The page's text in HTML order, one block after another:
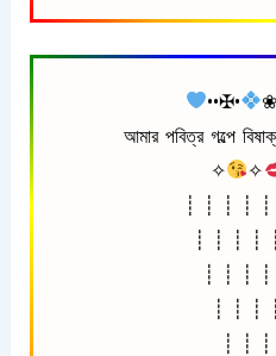
••✠• ❀
আমার পবিত্র গল্পে
✧
✧
┊ ┊ ┊ ┊
┊ ┊ ┊ ┊
┊ ┊ ┊
┊ ┊ ┊
┊ ┊